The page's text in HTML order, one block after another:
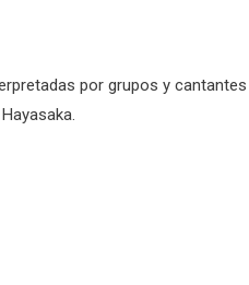
por grupos y